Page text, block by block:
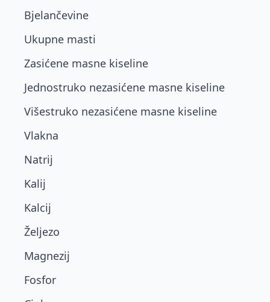
Bjelančevine
Ukupne masti
Zasićene masne kiseline
Jednostruko nezasićene masne kiseline
Višestruko nezasićene masne kiseline
Vlakna
Natrij
Kalij
Kalcij
Željezo
Magnezij
Fosfor